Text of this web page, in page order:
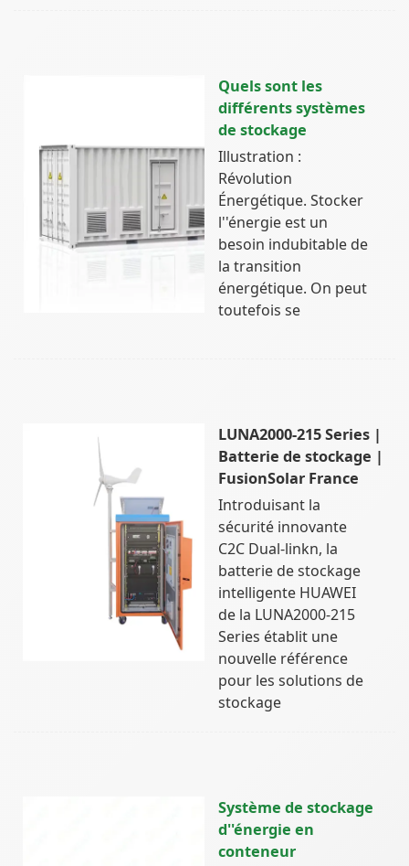
Quels sont les
différents systèmes
de stockage
Illustration :
Révolution
Énergétique. Stocker
l''énergie est un
besoin indubitable de
la transition
énergétique. On peut
toutefois se
LUNA2000-215 Series |
Batterie de stockage |
FusionSolar France
Introduisant la
sécurité innovante
C2C Dual-linkn, la
batterie de stockage
intelligente HUAWEI
de la LUNA2000-215
Series établit une
nouvelle référence
pour les solutions de
stockage
Système de stockage
d''énergie en
conteneur